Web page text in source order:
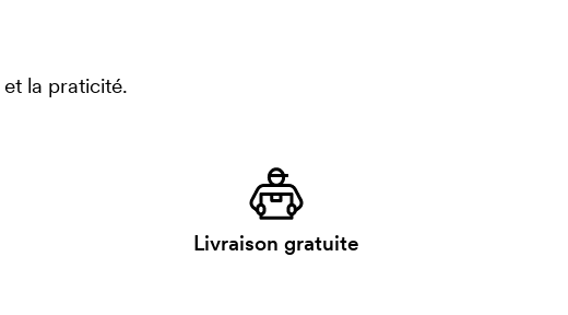
la praticité.
Livraison gratuite